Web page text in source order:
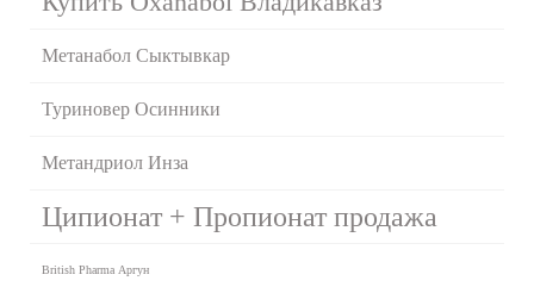
Метанабол Сыктывкар
Туриновер Осинники
Метандриол Инза
Ципионат + Пропионат продажа
British Pharma Аргун